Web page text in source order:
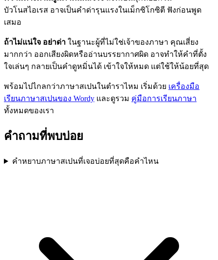
บัวโนสไอเรส อาจเป็นคำด่ารุนแรงในเม็กซิโกซิตี ฟังก่อนพูด
เสมอ
ถ้าไม่แน่ใจ อย่าด่า ในฐานะผู้ที่ไม่ใช่เจ้าของภาษา คุณเสี่ยง
มากกว่า ออกเสียงผิดหรืออ่านบรรยากาศผิด อาจทำให้คำที่ตั้ง
ใจเล่นๆ กลายเป็นคำดูหมิ่นได้ เข้าใจให้หมด แต่ใช้ให้น้อยที่สุด
พร้อมไปไกลกว่าภาษาสเปนในตำราไหม เริ่มด้วย เครื่องมือ
เรียนภาษาสเปนของ Wordy และดูรวม คู่มือการเรียนภาษา
ทั้งหมดของเรา
คำถามที่พบบ่อย
คำหยาบภาษาสเปนที่เจอบ่อยที่สุดคือคำไหน